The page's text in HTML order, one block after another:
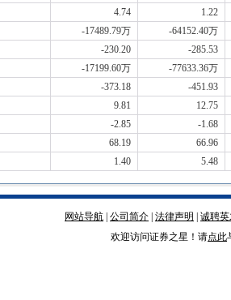
4.74
1.22
-17489.79万
-64152.40万
-230.20
-285.53
-17199.60万
-77633.36万
-373.18
-451.93
9.81
12.75
-2.85
-1.68
68.19
66.96
1.40 5.48
网站导航 公司简介 法律声明
诚聘
欢迎访问证券之星！请点此